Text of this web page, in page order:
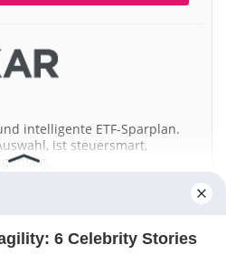
intelligente ETF-Sparplan.
ist steuersmart,
ERFAHREN
6 Celebrity Stories